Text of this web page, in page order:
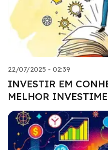
22/07/2025 - 02:39
INVESTIR EM
MELHOR